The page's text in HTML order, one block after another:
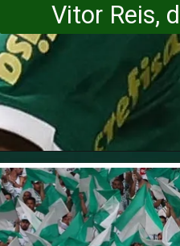
Vitor Reis,
Opening